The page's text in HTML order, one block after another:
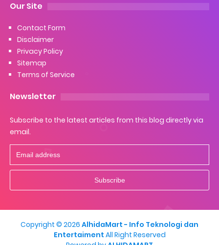
Our Site
Contact Form
Disclaimer
Privacy Policy
Sitemap
Terms of Service
Newsletter
Subscribe to the latest articles from this blog directly via
email.
Copyright © 2026 AlhidaMart - Info Teknologi dan
Entertaiment All Right Reserved